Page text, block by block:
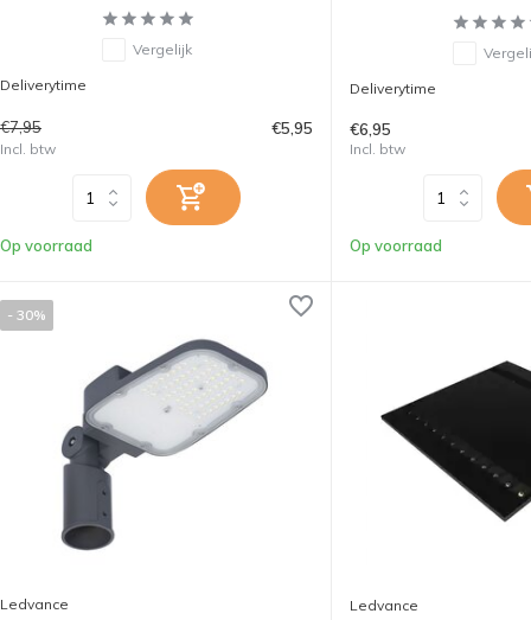
Vergelijk
Deliverytime
€7,95 €5,95
Incl. btw
Op voorraad
Deliverytime
€6,95
Incl. btw
Op voorraad
- 30%
Ledvance Ledvance